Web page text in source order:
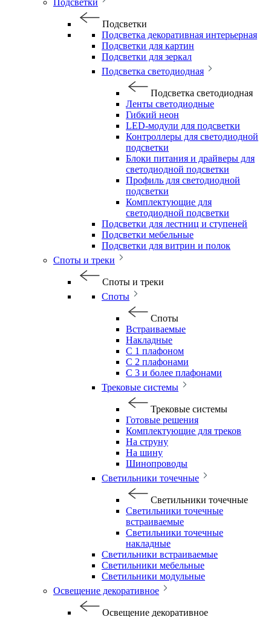
Подсветки
Подсветки
Подсветка декоративная интерьерная
Подсветки для картин
Подсветки для зеркал
Подсветка светодиодная
Подсветка светодиодная
Ленты светодиодные
Гибкий неон
LED-модули для подсветки
Контроллеры для светодиодной
подсветки
Блоки питания и драйверы для
светодиодной подсветки
Профиль для светодиодной
подсветки
Комплектующие для
светодиодной подсветки
Подсветки для лестниц и ступеней
Подсветки мебельные
Подсветки для витрин и полок
Споты и треки
Споты и треки
Споты
Споты
Встраиваемые
Накладные
С 1 плафоном
С 2 плафонами
С 3 и более плафонами
Трековые системы
Трековые системы
Готовые решения
Комплектующие для треков
На струну
На шину
Шинопроводы
Светильники точечные
Светильники точечные
Светильники точечные
встраиваемые
Светильники точечные
накладные
Светильники встраиваемые
Светильники мебельные
Светильники модульные
Освещение декоративное
Освещение декоративное